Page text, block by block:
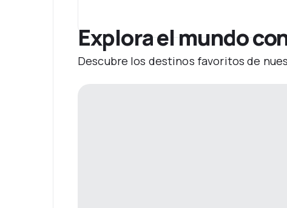
Explora el mundo
Descubre los destinos favoritos de